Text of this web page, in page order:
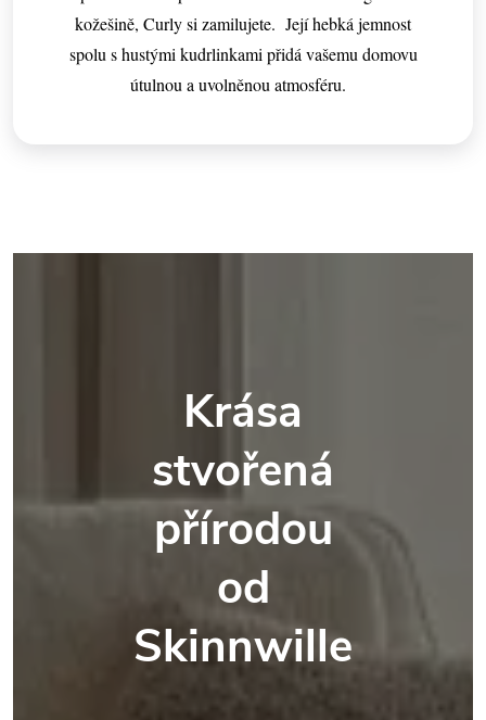
kožešině, Curly si zamilujete. Její hebká jemnost
spolu s hustými kudrlinkami přidá vašemu domovu
útulnou a uvolněnou atmosféru.
Krása
stvořená
přírodou
od
Skinnwille